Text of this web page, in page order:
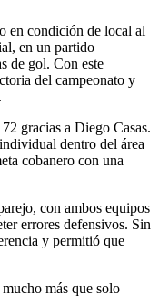
en condición de local al
en un partido
de gol. Con este
del campeonato y
gracias a Diego Casas.
dentro del área
cobanero con una
con ambos equipos
errores defensivos. Sin
y permitió que
más que solo